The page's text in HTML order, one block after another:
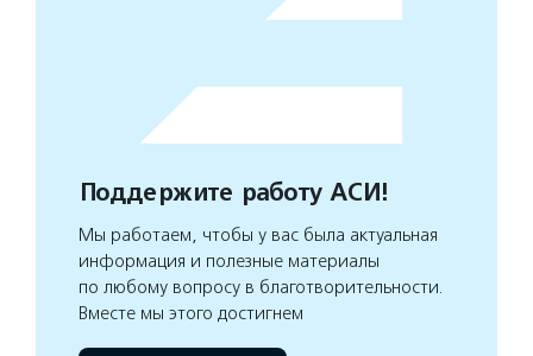
Поддержите работу АСИ!
Мы работаем, чтобы у вас была актуальная
информация и полезные материалы
по любому вопросу в благотворительности.
Вместе мы этого достигнем